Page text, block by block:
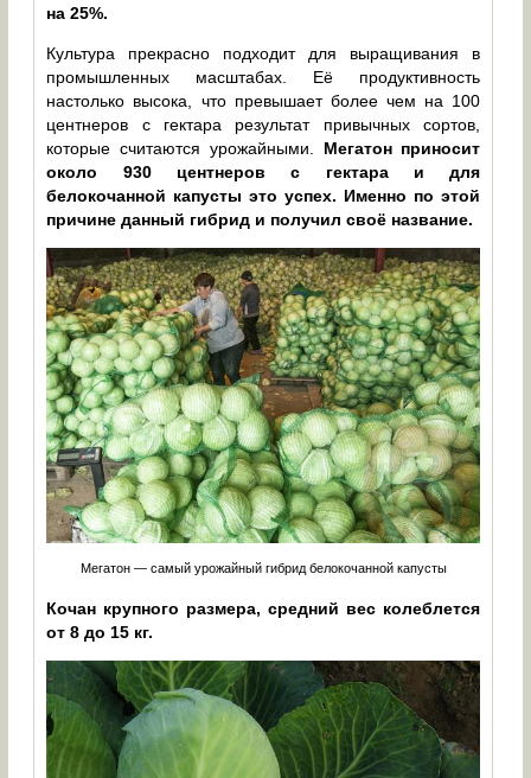
на 25%.
Культура прекрасно подходит для выращивания в
промышленных масштабах. Её продуктивность
настолько высока, что превышает более чем на 100
центнеров с гектара результат привычных сортов,
которые считаются урожайными. Мегатон приносит
около 930 центнеров с гектара и для
белокочанной капусты это успех. Именно по этой
причине данный гибрид и получил своё название.
Мегатон — самый урожайный гибрид белокочанной капусты
Кочан крупного размера, средний вес колеблется
от 8 до 15 кг.